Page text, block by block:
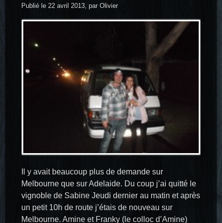
Publié le 22 avril 2013, par Olivier
Il y avait beaucoup plus de demande sur
Melbourne que sur Adelaide. Du coup j’ai quitté le
vignoble de Sabine Jeudi dernier au matin et après
un petit 10h de route j’étais de nouveau sur
Melbourne. Amine et Franky (le colloc d’Amine)